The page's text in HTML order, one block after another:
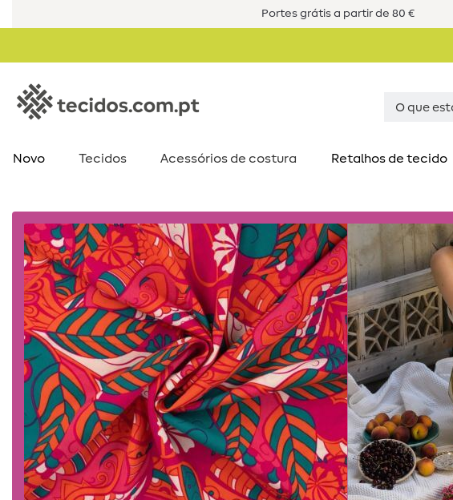
Portes grátis a partir de 80 €
Novo Tecidos Acessórios de costura​ Retalhos de tecido